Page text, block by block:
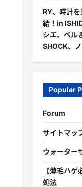
RY、時計
結！in
シエ、ベル
SHOCK、
Popular
Forum
サイトマッ
ウォーター
【薄毛ハ
処法